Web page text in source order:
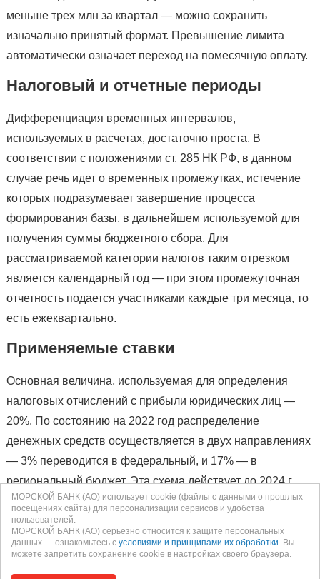
меньше трех млн за квартал — можно сохранить
изначально принятый формат. Превышение лимита
автоматически означает переход на помесячную оплату.
Налоговый и отчетные периоды
Дифференциация временных интервалов,
используемых в расчетах, достаточно проста. В
соответствии с положениями ст. 285 НК РФ, в данном
случае речь идет о временных промежутках, истечение
которых подразумевает завершение процесса
формирования базы, в дальнейшем используемой для
получения суммы бюджетного сбора. Для
рассматриваемой категории налогов таким отрезком
является календарный год — при этом промежуточная
отчетность подается участниками каждые три месяца, то
есть ежеквартально.
Применяемые ставки
Основная величина, используемая для определения
налоговых отчислений с прибыли юридических лиц —
20%. По состоянию на 2022 год распределение
денежных средств осуществляется в двух направлениях
— 3% переводится в федеральный, и 17% — в
региональный бюджет. Эта схема действует до 2024 г.,
после чего претерпит очередные изменения:
Соотношение между государственными и
субъектными долями вернется к формату 2%/18%.
МОРСКОЙ БАНК (АО) использует cookie (файлы с данными о прошлых
посещениях сайта) для персонализации сервисов и удобства
пользователей.
МОРСКОЙ БАНК (АО) серьезно относится к защите персональных
данных — ознакомьтесь с условиями и принципами их обработки. Вы
можете запретить сохранение cookie в настройках своего браузера.